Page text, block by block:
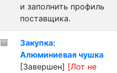
и заполнить профиль
поставщика.
Закупка:
Алюминиевая чушка
[Завершен] [Лот не